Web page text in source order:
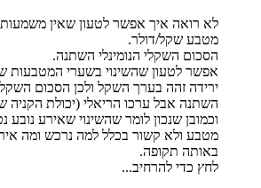
לא רואה איך אפשר לטעון שאין משמעות
מטבע שקל/דולר.
הסכום השקלי הנומינלי השתנה.
אפשר לטעון שהשינוי בשערי המטבעות
ירידה זהה בערך השקל ולכן הסכום
השתנה אבל ערכו הריאלי (יכולת הקניה
וכמובן שנכון לומר שהשינוי שאירע נובע
מטבע ולא קשור בכלל למה נרכש ומה
באותה תקופה.
לחץ כדי להרחיב...